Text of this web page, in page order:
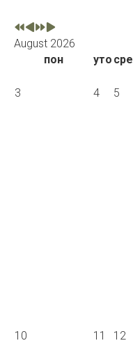
August 2026
пон
уто сре
3
4 5
10 11 12